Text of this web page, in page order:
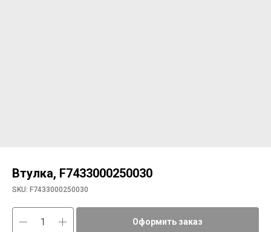
Втулка, F7433000250030
SKU: F7433000250030
Оформить заказ